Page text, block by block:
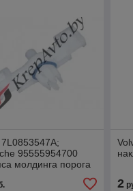
7L0853547A;
95555954700
молдинга порога
2